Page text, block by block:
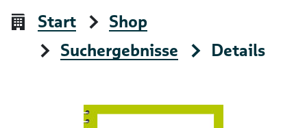
Start
Shop
Suchergebnisse
Details